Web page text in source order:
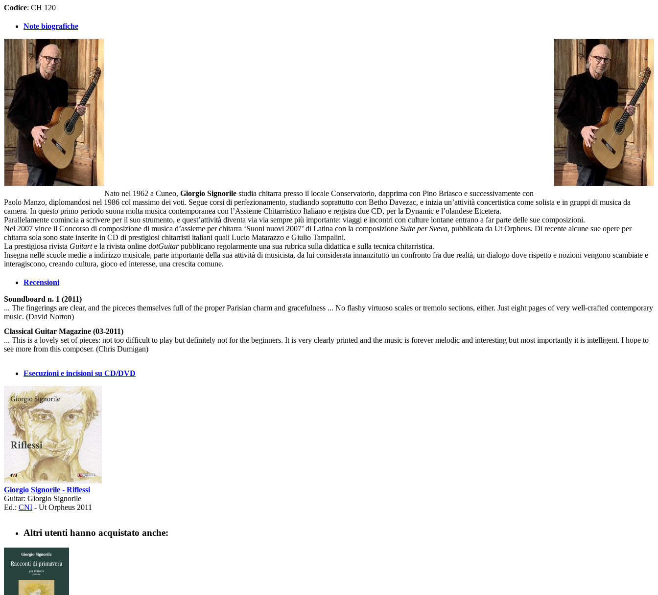
Codice: CH 120
Note biografiche
Nato nel 1962 a Cuneo, Giorgio Signorile studia chitarra presso il locale Conservatorio, dapprima con Pino Briasco e successivamente con
Paolo Manzo, diplomandosi nel 1986 col massimo dei voti. Segue corsi di perfezionamento, studiando soprattutto con Betho Davezac, e inizia un’attività concertistica come solista e in gruppi di musica da
camera. In questo primo periodo suona molta musica contemporanea con l’Assieme Chitarristico Italiano e registra due CD, per la Dynamic e l’olandese Etcetera.
Parallelamente comincia a scrivere per il suo strumento, e quest’attività diventa via via sempre più importante: viaggi e incontri con culture lontane entrano a far parte delle sue composizioni.
Nel 2007 vince il Concorso di composizione di musica d’assieme per chitarra ‘Suoni nuovi 2007’ di Latina con la composizione Suite per Sveva, pubblicata da Ut Orpheus. Di recente alcune sue opere per
chitarra sola sono state inserite in CD di prestigiosi chitarristi italiani quali Lucio Matarazzo e Giulio Tampalini.
La prestigiosa rivista Guitarte la rivista online dotGuitarpubblicano regolarmente una sua rubrica sulla didattica e sulla tecnica chitarristica.
Insegna nelle scuole medie a indirizzo musicale, parte importante della sua attività di musicista, da lui considerata innanzitutto un confronto fra due realtà, un dialogo dove rispetto e nozioni vengono scambiate e
interagiscono, creando cultura, gioco ed interesse, una crescita comune.
Recensioni
Soundboard n. 1 (2011)
... The fingerings are clear, and the piceces themselves full of the proper Parisian charm and gracefulness ... No flashy virtuoso scales or tremolo sections, either. Just eight pages of very well-crafted contemporary
music. (David Norton)
Classical Guitar Magazine (03-2011)
... This is a lovely set of pieces: not too difficult to play but definitely not for the beginners. It is very clearly printed and the music is forever melodic and interesting but most importantly it is intelligent. I hope to
see more from this composer. (Chris Dumigan)
Esecuzioni e incisioni su CD/DVD
Giorgio Signorile - Riflessi
Guitar: Giorgio Signorile
Ed.: CNI - Ut Orpheus 2011
Altri utenti hanno acquistato anche: